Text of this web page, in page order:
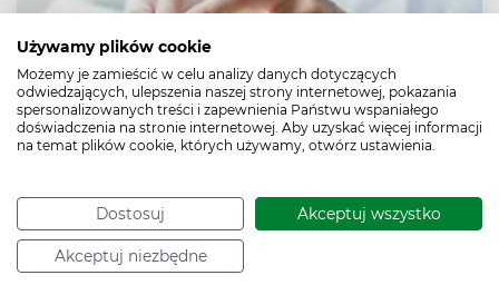
Używamy plików cookie
Możemy je zamieścić w celu analizy danych dotyczących
odwiedzających, ulepszenia naszej strony internetowej, pokazania
spersonalizowanych treści i zapewnienia Państwu wspaniałego
doświadczenia na stronie internetowej. Aby uzyskać więcej informacji
na temat plików cookie, których używamy, otwórz ustawienia.
Dostosuj Akceptuj wszystko
Akceptuj niezbędne
Beta-blokery – co to za leki? Lista
układu nerwowego. Pozwalają na spowolnienie pracy
serca, rozszerzają naczynia krwionośne, obniżają
ciśnienie krwi. Stosuje się je przede wszystkim przy